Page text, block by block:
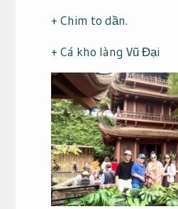
+ Chim to dần.
+ Cá kho làng Vũ Đại